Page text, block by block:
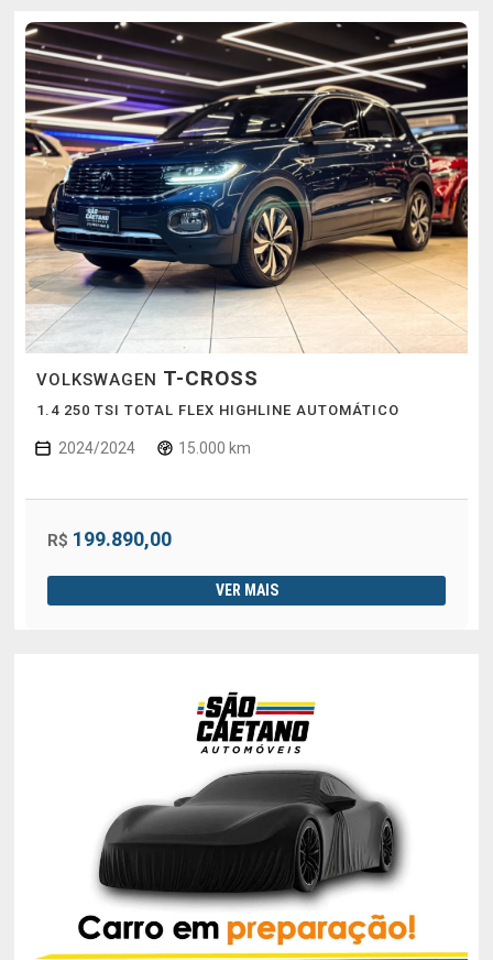
VOLKSWAGEN T-CROSS
1.4 250 TSI TOTAL FLEX HIGHLINE AUTOMÁTICO
2024/2024 15.000 km
R$ 199.890,00
VER MAIS